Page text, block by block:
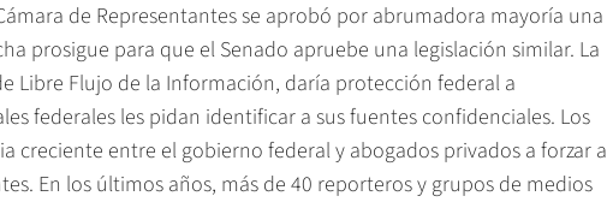
de Representantes se aprobó por abrumadora mayoría una
prosigue para que el Senado apruebe una legislación similar. La
Libre Flujo de la Información, daría protección federal a
federales les pidan identificar a sus fuentes confidenciales. Los
creciente entre el gobierno federal y abogados privados a forzar a
En los últimos años, más de 40 reporteros y grupos de medios